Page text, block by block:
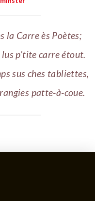
la Carre ès Poètes;
p’tite carre étout.
sus ches tabliettes,
patte-à-coue.